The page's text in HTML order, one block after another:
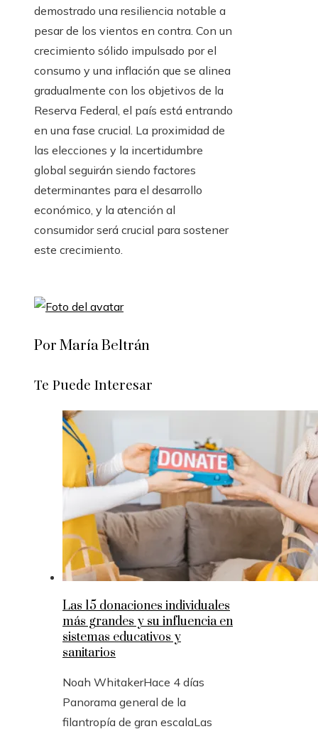
demostrado una resiliencia notable a
pesar de los vientos en contra. Con un
crecimiento sólido impulsado por el
consumo y una inflación que se alinea
gradualmente con los objetivos de la
Reserva Federal, el país está entrando
en una fase crucial. La proximidad de
las elecciones y la incertidumbre
global seguirán siendo factores
determinantes para el desarrollo
económico, y la atención al
consumidor será crucial para sostener
este crecimiento.
Por María Beltrán
Te Puede Interesar
Las 15 donaciones individuales
más grandes y su influencia en
sistemas educativos y
sanitarios
Noah WhitakerHace 4 días
Panorama general de la
filantropía de gran escalaLas